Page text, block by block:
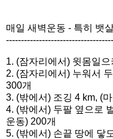
매일 새벽운동 - 특히 뱃
------------------------------
1. (잠자리에서) 윗몸일으
2. (잠자리에서) 누워서
300개
3. (밖에서) 조깅 4 km, (
4. (밖에서) 두팔 옆으로
운동) 200개
5. (밖에서) 손끝 땅에 닿